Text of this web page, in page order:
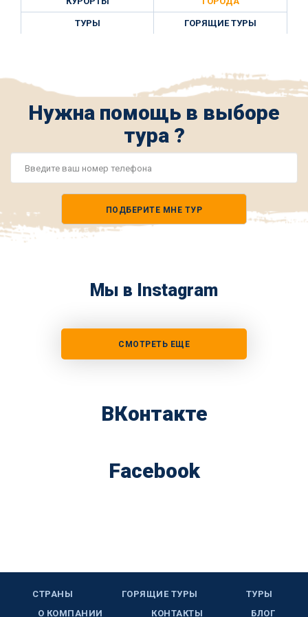
ТУРЫ ГОРЯЩИЕ ТУРЫ
Нужна помощь в выборе
тура ?
ПОДБЕРИТЕ МНЕ ТУР
Мы в Instagram
СМОТРЕТЬ ЕЩЕ
ВКонтакте
Facebook
СТРАНЫ ГОРЯЩИЕ ТУРЫ
ТУРЫ
О КОМПАНИИ
КОНТАКТЫ БЛОГ